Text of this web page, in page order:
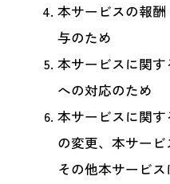
本サービスの報
与のため
本サービスに関
への対応のため
本サービスに関
の変更、本サー
その他本サービ